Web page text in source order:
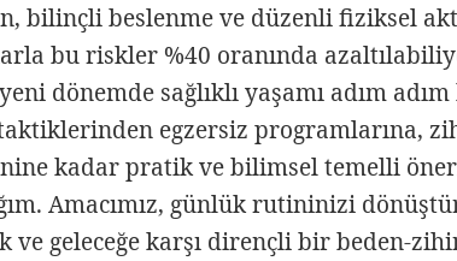
bilinçli beslenme ve düzenli fiziksel
bu riskler %40 oranında
dönemde sağlıklı yaşamı adım
egzersiz programlarına,
kadar pratik ve bilimsel temelli
Amacımız, günlük rutininizi
ve geleceğe karşı dirençli bir beden-